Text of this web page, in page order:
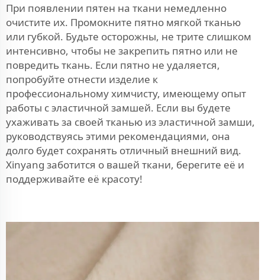
При появлении пятен на ткани немедленно
очистите их. Промокните пятно мягкой тканью
или губкой. Будьте осторожны, не трите слишком
интенсивно, чтобы не закрепить пятно или не
повредить ткань. Если пятно не удаляется,
попробуйте отнести изделие к
профессиональному химчисту, имеющему опыт
работы с эластичной замшей. Если вы будете
ухаживать за своей тканью из эластичной замши,
руководствуясь этими рекомендациями, она
долго будет сохранять отличный внешний вид.
Xinyang заботится о вашей ткани, берегите её и
поддерживайте её красоту!